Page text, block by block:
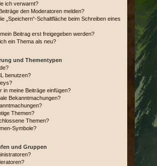
ich verwarnt?
den Moderatoren melden?
„Speichern“-Schaltfläche beim Schreiben eines
Beitrag erst freigegeben werden?
ein Thema als neu?
und Thementypen
benutzen?
in meine Beiträge einfügen?
Bekanntmachungen?
Themen?
Themen?
Symbole?
und Gruppen